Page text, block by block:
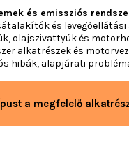
és emissziós
és
olajszivattyúk és
alkatrészek és
hibák, alapjárati
a megfelelő